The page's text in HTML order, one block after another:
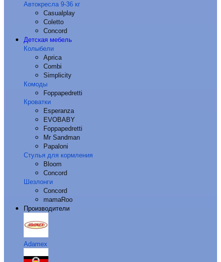
Автокресла 9-36 кг
Casualplay
Coletto
Concord
Детская мебель
Колыбели
Aprica
Combi
Simplicity
Комоды
Foppapedretti
Кроватки
Esperanza
EVOBABY
Foppapedretti
Mr Sandman
Papaloni
Стулья для кормления
Bloom
Concord
Шезлонги
Concord
mamaRoo
Производители
Adamex